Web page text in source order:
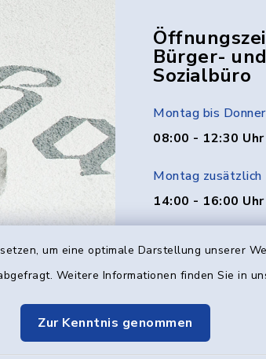
um eine optimale Darstellung unserer
Weitere Informationen finden Sie in
Zur Kenntnis genommen
Bürger- und
Sozialbüro
Montag bis
08:00 - 12:30 Uhr
Montag zusätzlich
14:00 - 16:00 Uhr
Freitag
08:00 - 12:00 Uhr